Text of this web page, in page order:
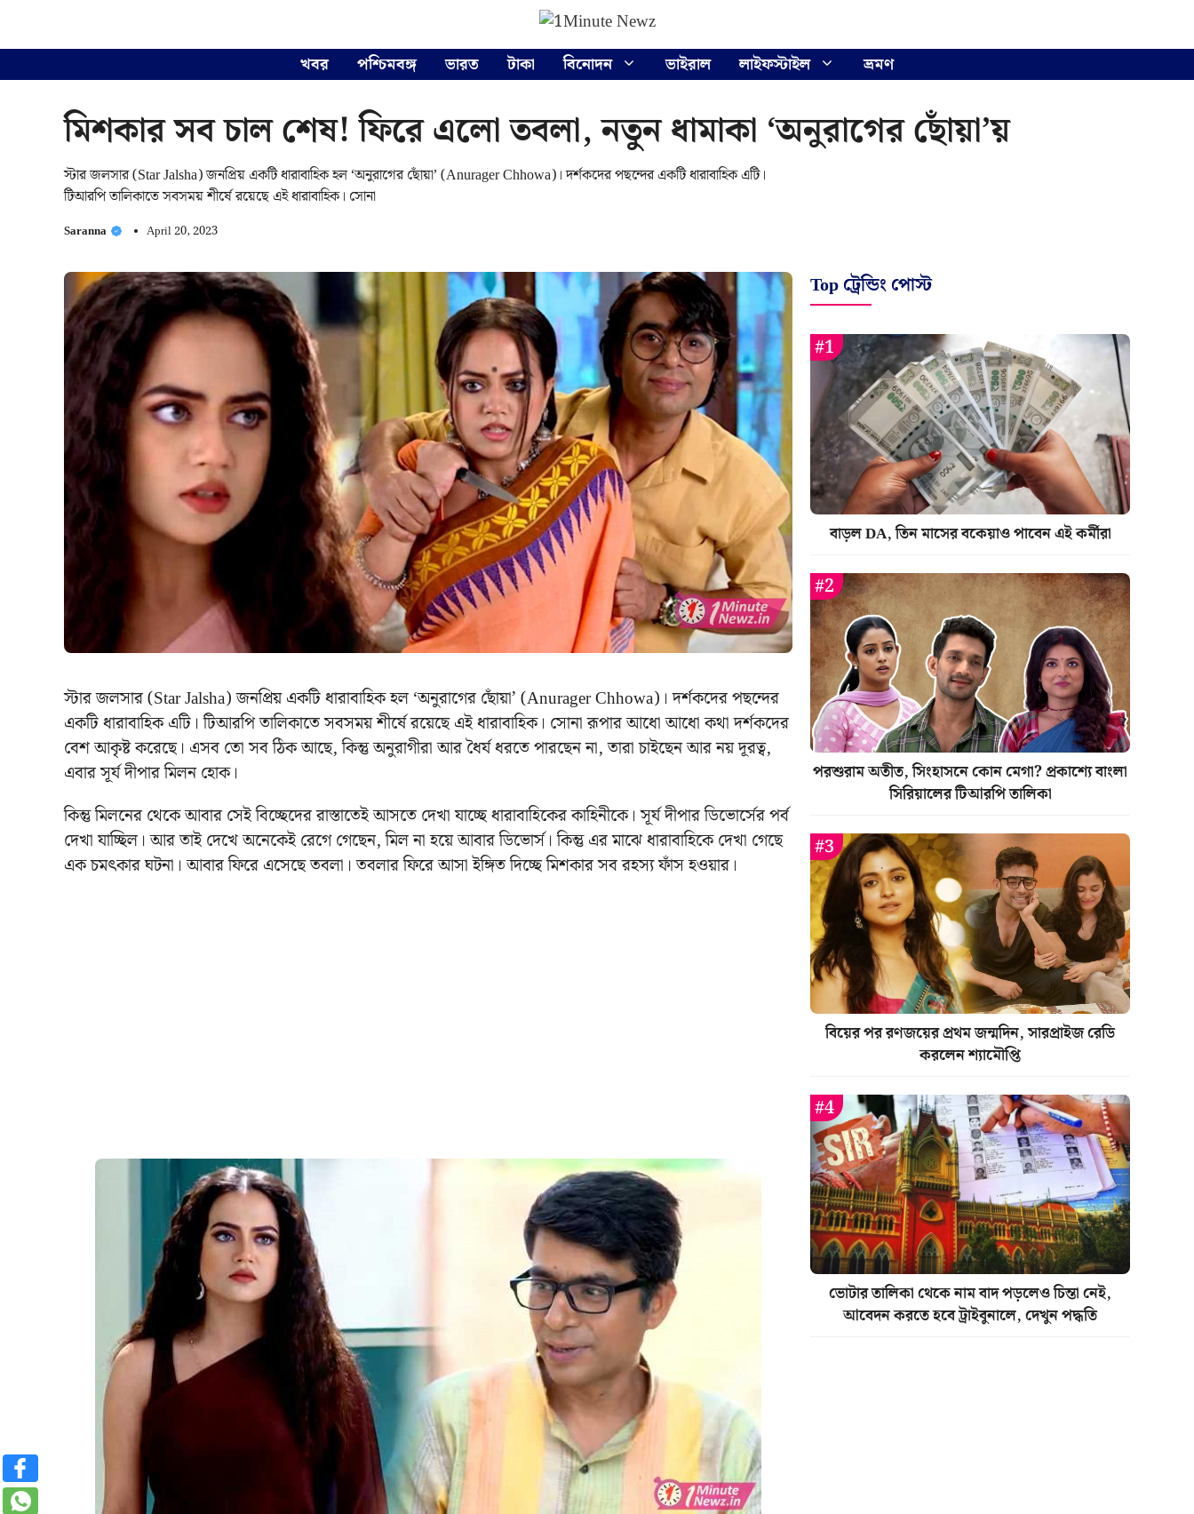
খবর পশ্চিমবঙ্গ ভারত টাকা বিনোদন ভাইরাল লাইফস্টাইল ভ্রমণ
মিশকার সব চাল শেষ! ফিরে এলো তবলা, নতুন ধামাকা ‘অনুরাগের ছোঁয়া’য়
স্টার জলসার (Star Jalsha) জনপ্রিয় একটি ধারাবাহিক হল ‘অনুরাগের ছোঁয়া’ (Anurager Chhowa)। দর্শকদের পছন্দের একটি ধারাবাহিক এটি।
টিআরপি তালিকাতে সবসময় শীর্ষে রয়েছে এই ধারাবাহিক। সোনা
Saranna April 20, 2023
স্টার জলসার (Star Jalsha) জনপ্রিয় একটি ধারাবাহিক হল ‘অনুরাগের ছোঁয়া’ (Anurager Chhowa)। দর্শকদের পছন্দের
একটি ধারাবাহিক এটি। টিআরপি তালিকাতে সবসময় শীর্ষে রয়েছে এই ধারাবাহিক। সোনা রূপার আধো আধো কথা দর্শকদের
বেশ আকৃষ্ট করেছে। এসব তো সব ঠিক আছে, কিন্তু অনুরাগীরা আর ধৈর্য ধরতে পারছেন না, তারা চাইছেন আর নয় দূরত্ব,
এবার সূর্য দীপার মিলন হোক।
কিন্তু মিলনের থেকে আবার সেই বিচ্ছেদের রাস্তাতেই আসতে দেখা যাচ্ছে ধারাবাহিকের কাহিনীকে। সূর্য দীপার ডিভোর্সের পর্ব
দেখা যাচ্ছিল। আর তাই দেখে অনেকেই রেগে গেছেন, মিল না হয়ে আবার ডিভোর্স। কিন্তু এর মাঝে ধারাবাহিকে দেখা গেছে
এক চমৎকার ঘটনা। আবার ফিরে এসেছে তবলা। তবলার ফিরে আসা ইঙ্গিত দিচ্ছে মিশকার সব রহস্য ফাঁস হওয়ার।
Top ট্রেন্ডিং পোস্ট
বাড়ল DA, তিন মাসের বকেয়াও পাবেন এই কর্মীরা
পরশুরাম অতীত, সিংহাসনে কোন মেগা? প্রকাশ্যে বাংলা
সিরিয়ালের টিআরপি তালিকা
বিয়ের পর রণজয়ের প্রথম জন্মদিন, সারপ্রাইজ রেডি
করলেন শ্যামৌপ্তি
ভোটার তালিকা থেকে নাম বাদ পড়লেও চিন্তা নেই,
আবেদন করতে হবে ট্রাইবুনালে, দেখুন পদ্ধতি